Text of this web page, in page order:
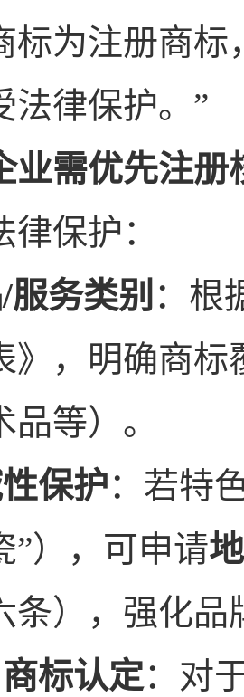
标为注册商标
法律保护。”
业需优先注册
律保护：
服务类别 ：根
》，明确商
品等）。
保护：若特
”），可申请
条），强化品
标认定：对